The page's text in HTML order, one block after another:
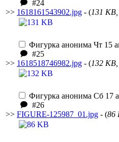
>>
#24
1618161543902.jpg - (131
>>
Фигурка анонима Чт 15
#25
1618518746982.jpg - (132
>>
Фигурка анонима Сб 17
#26
FIGURE-125987_01.jpg - (86